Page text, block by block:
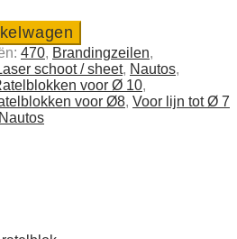
470, Branding­­­zeilen,
schoot / sheet, Nautos,
voor Ø 10,
voor Ø8, Voor lijn tot Ø 7
Nautos